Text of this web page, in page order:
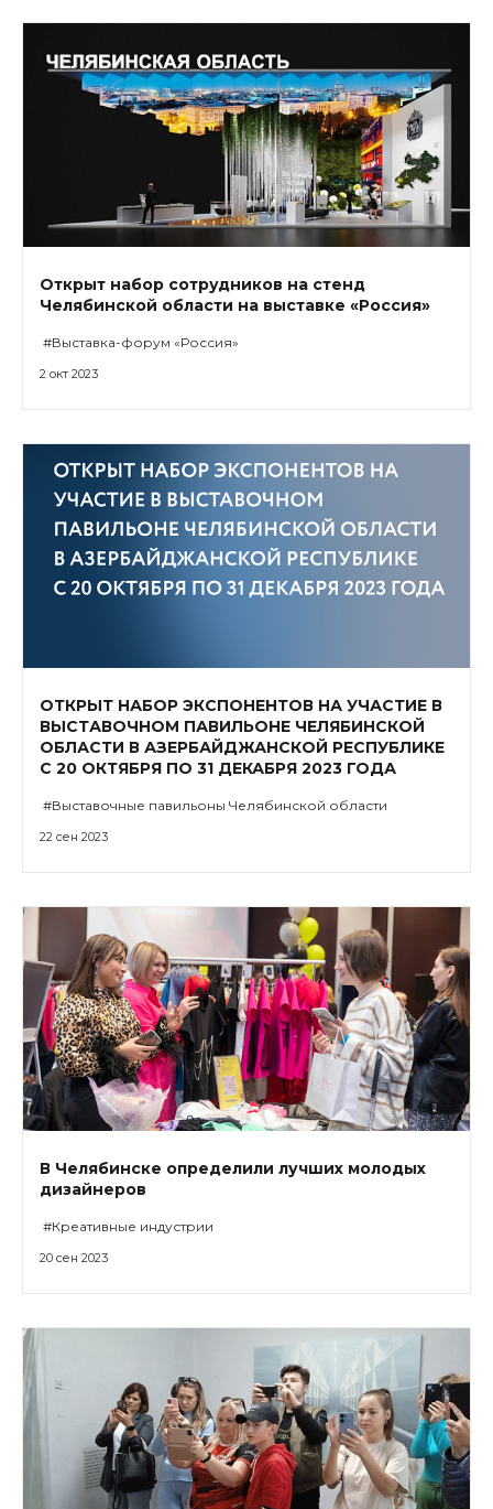
Открыт набор сотрудников на стенд
Челябинской области на выставке «Россия»
#Выставка-форум «Россия»
2 окт 2023
ОТКРЫТ НАБОР ЭКСПОНЕНТОВ НА УЧАСТИЕ В
ВЫСТАВОЧНОМ ПАВИЛЬОНЕ ЧЕЛЯБИНСКОЙ
ОБЛАСТИ В АЗЕРБАЙДЖАНСКОЙ РЕСПУБЛИКЕ
С 20 ОКТЯБРЯ ПО 31 ДЕКАБРЯ 2023 ГОДА
#Выставочные павильоны Челябинской области
22 сен 2023
В Челябинске определили лучших молодых
дизайнеров
#Креативные индустрии
20 сен 2023